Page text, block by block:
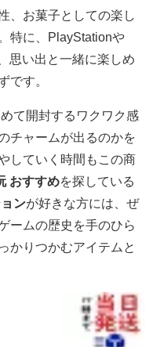
、お菓子としての楽し
特に、PlayStationや
思い出と一緒に楽しめ
です。
て開封するワクワク感
チャームが出るのかを
していく時間もこの商
おすすめを探している
ンが好きな方には、ぜ
ームの歴史を手のひら
かりつかむアイテムと